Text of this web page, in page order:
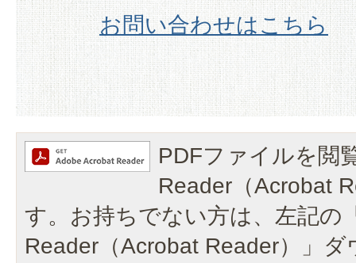
お問い合わせはこちら
PDFファイルを閲
Reader（Acrobat
す。お持ちでない方は、左記の
Reader（Acrobat Reader）」